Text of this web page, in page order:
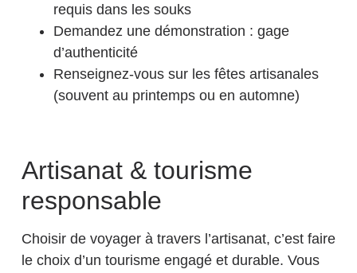
requis dans les souks
Demandez une démonstration : gage
d’authenticité
Renseignez-vous sur les fêtes artisanales
(souvent au printemps ou en automne)
Artisanat & tourisme
responsable
Choisir de voyager à travers l’artisanat, c’est faire
le choix d’un tourisme engagé et durable. Vous